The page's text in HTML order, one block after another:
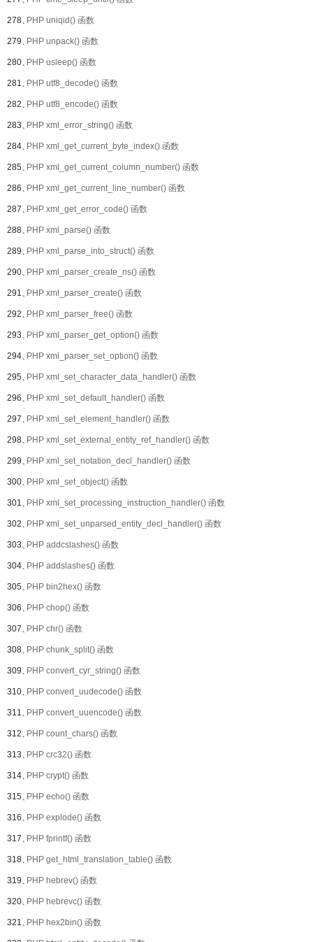
278、PHP uniqid() 函数
279、PHP unpack() 函数
280、PHP usleep() 函数
281、PHP utf8_decode() 函数
282、PHP utf8_encode() 函数
283、PHP xml_error_string() 函数
284、PHP xml_get_current_byte_index() 函数
285、PHP xml_get_current_column_number() 函数
286、PHP xml_get_current_line_number() 函数
287、PHP xml_get_error_code() 函数
288、PHP xml_parse() 函数
289、PHP xml_parse_into_struct() 函数
290、PHP xml_parser_create_ns() 函数
291、PHP xml_parser_create() 函数
292、PHP xml_parser_free() 函数
293、PHP xml_parser_get_option() 函数
294、PHP xml_parser_set_option() 函数
295、PHP xml_set_character_data_handler() 函数
296、PHP xml_set_default_handler() 函数
297、PHP xml_set_element_handler() 函数
298、PHP xml_set_external_entity_ref_handler() 函数
299、PHP xml_set_notation_decl_handler() 函数
300、PHP xml_set_object() 函数
301、PHP xml_set_processing_instruction_handler() 函数
302、PHP xml_set_unparsed_entity_decl_handler() 函数
303、PHP addcslashes() 函数
304、PHP addslashes() 函数
305、PHP bin2hex() 函数
306、PHP chop() 函数
307、PHP chr() 函数
308、PHP chunk_split() 函数
309、PHP convert_cyr_string() 函数
310、PHP convert_uudecode() 函数
311、PHP convert_uuencode() 函数
312、PHP count_chars() 函数
313、PHP crc32() 函数
314、PHP crypt() 函数
315、PHP echo() 函数
316、PHP explode() 函数
317、PHP fprintf() 函数
318、PHP get_html_translation_table() 函数
319、PHP hebrev() 函数
320、PHP hebrevc() 函数
321、PHP hex2bin() 函数